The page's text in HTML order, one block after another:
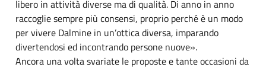
libero in attività diverse ma di qualità. Di anno in anno
raccoglie sempre più consensi, proprio perché è un modo
per vivere Dalmine in un’ottica diversa, imparando
divertendosi ed incontrando persone nuove».
Ancora una volta svariate le proposte e tante occasioni da